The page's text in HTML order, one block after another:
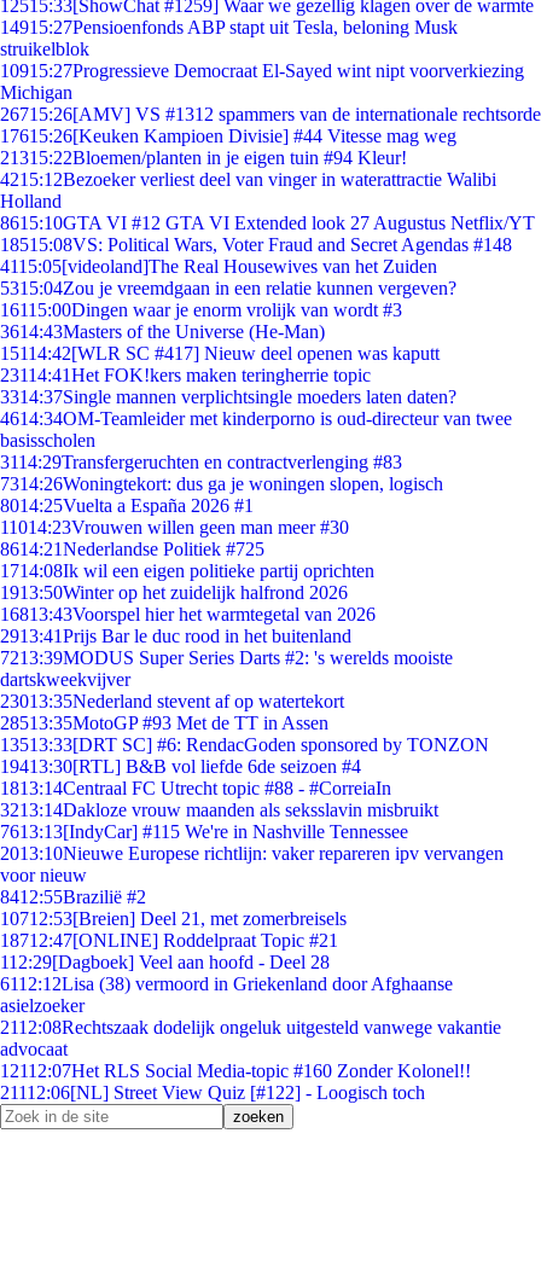
12515:33[ShowChat #1259] Waar we gezellig klagen over de warmte
14915:27Pensioenfonds ABP stapt uit Tesla, beloning Musk
struikelblok
10915:27Progressieve Democraat El-Sayed wint nipt voorverkiezing
Michigan
26715:26[AMV] VS #1312 spammers van de internationale rechtsorde
17615:26[Keuken Kampioen Divisie] #44 Vitesse mag weg
21315:22Bloemen/planten in je eigen tuin #94 Kleur!
4215:12Bezoeker verliest deel van vinger in waterattractie Walibi
Holland
8615:10GTA VI #12 GTA VI Extended look 27 Augustus Netflix/YT
18515:08VS: Political Wars, Voter Fraud and Secret Agendas #148
4115:05[videoland]The Real Housewives van het Zuiden
5315:04Zou je vreemdgaan in een relatie kunnen vergeven?
16115:00Dingen waar je enorm vrolijk van wordt #3
3614:43Masters of the Universe (He-Man)
15114:42[WLR SC #417] Nieuw deel openen was kaputt
23114:41Het FOK!kers maken teringherrie topic
3314:37Single mannen verplichtsingle moeders laten daten?
4614:34OM-Teamleider met kinderporno is oud-directeur van twee
basisscholen
3114:29Transfergeruchten en contractverlenging #83
7314:26Woningtekort: dus ga je woningen slopen, logisch
8014:25Vuelta a España 2026 #1
11014:23Vrouwen willen geen man meer #30
8614:21Nederlandse Politiek #725
1714:08Ik wil een eigen politieke partij oprichten
1913:50Winter op het zuidelijk halfrond 2026
16813:43Voorspel hier het warmtegetal van 2026
2913:41Prijs Bar le duc rood in het buitenland
7213:39MODUS Super Series Darts #2: 's werelds mooiste
dartskweekvijver
23013:35Nederland stevent af op watertekort
28513:35MotoGP #93 Met de TT in Assen
13513:33[DRT SC] #6: RendacGoden sponsored by TONZON
19413:30[RTL] B&B vol liefde 6de seizoen #4
1813:14Centraal FC Utrecht topic #88 - #CorreiaIn
3213:14Dakloze vrouw maanden als seksslavin misbruikt
7613:13[IndyCar] #115 We're in Nashville Tennessee
2013:10Nieuwe Europese richtlijn: vaker repareren ipv vervangen
voor nieuw
8412:55Brazilië #2
10712:53[Breien] Deel 21, met zomerbreisels
18712:47[ONLINE] Roddelpraat Topic #21
112:29[Dagboek] Veel aan hoofd - Deel 28
6112:12Lisa (38) vermoord in Griekenland door Afghaanse
asielzoeker
2112:08Rechtszaak dodelijk ongeluk uitgesteld vanwege vakantie
advocaat
12112:07Het RLS Social Media-topic #160 Zonder Kolonel!!
21112:06[NL] Street View Quiz [#122] - Loogisch toch